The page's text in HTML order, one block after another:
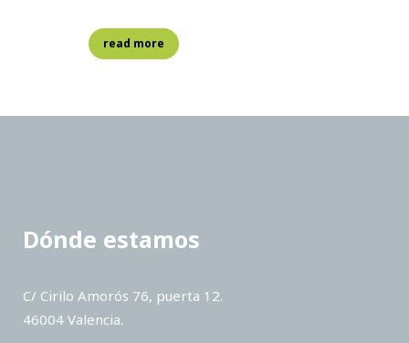
read more
Dónde estamos
C/ Cirilo Amorós 76, puerta 12.
46004 Valencia.